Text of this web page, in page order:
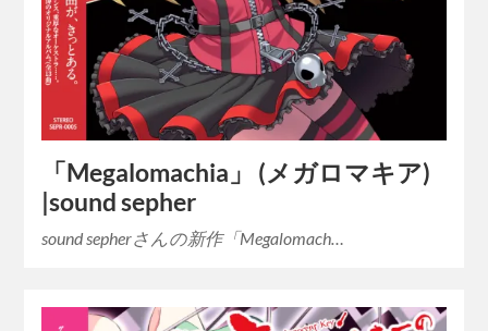
「Megalomachia」 (メガロマキア)
|sound sepher
sound sepherさんの新作「Megalomach…